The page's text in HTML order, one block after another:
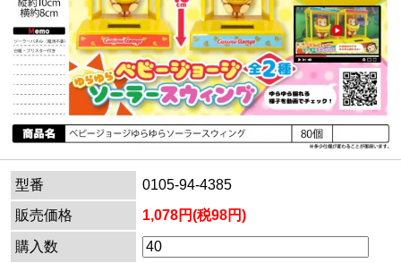
型番
0105-94-4385
販売価格
1,078円(税98円)
購入数